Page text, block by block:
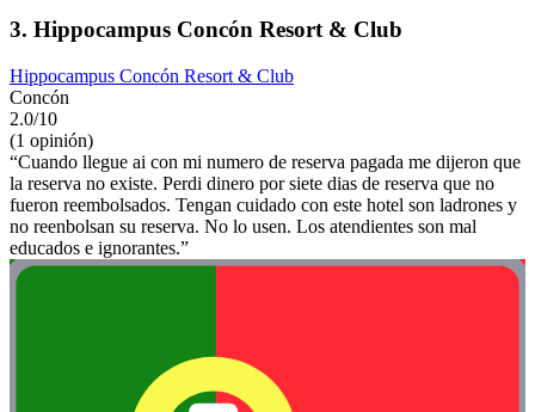
3. Hippocampus Concón Resort & Club
Hippocampus Concón Resort & Club
Concón
2.0/10
(1 opinión)
“Cuando llegue ai con mi numero de reserva pagada me dijeron que
la reserva no existe. Perdi dinero por siete dias de reserva que no
fueron reembolsados. Tengan cuidado con este hotel son ladrones y
no reenbolsan su reserva. No lo usen. Los atendientes son mal
educados e ignorantes.”